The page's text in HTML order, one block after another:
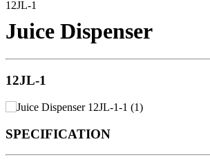
12JL-1
Juice Dispenser
12JL-1
SPECIFICATION